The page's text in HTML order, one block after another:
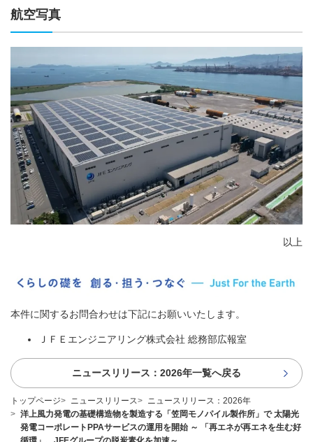
航空写真
以上
本件に関するお問合わせは下記にお願いいたします。
ＪＦＥエンジニアリング株式会社 総務部広報室
ニュースリリース：2026年一覧へ戻る
トップページ ニュースリリース
ニュースリリース：2026年
洋上風力発電の基礎構造物を製造する「笠岡モノパイル製作所」で 太陽光
発電コーポレートPPAサービスの運用を開始 ～ 「再エネが再エネを生む好